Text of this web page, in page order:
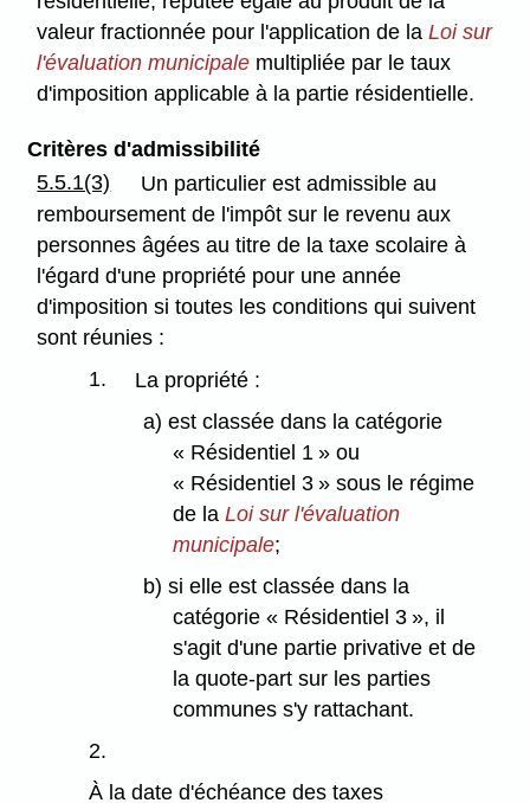
valeur fractionnée pour l'application de laLoi sur
l'évaluation municipale multipliée par le taux
d'imposition applicable à la partie résidentielle.
Critères d'admissibilité
5.5.1(3)
Un particulier est admissible au
remboursement de l'impôt sur le revenu aux
personnes âgées au titre de la taxe scolaire à
l'égard d'une propriété pour une année
d'imposition si toutes les conditions qui suivent
sont réunies :
1.
La propriété :
a) est classée dans la catégorie
« Résidentiel 1 » ou
« Résidentiel 3 » sous le régime
de la Loi sur l'évaluation
municipale;
b) si elle est classée dans la
catégorie « Résidentiel 3 », il
s'agit d'une partie privative et de
la quote-part sur les parties
communes s'y rattachant.
2.
À la date d'échéance des taxes